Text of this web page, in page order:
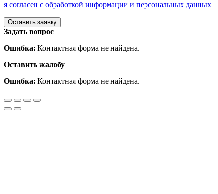
я согласен с обработкой информации и персональных данных
Задать вопрос
Ошибка: Контактная форма не найдена.
Оставить жалобу
Ошибка: Контактная форма не найдена.